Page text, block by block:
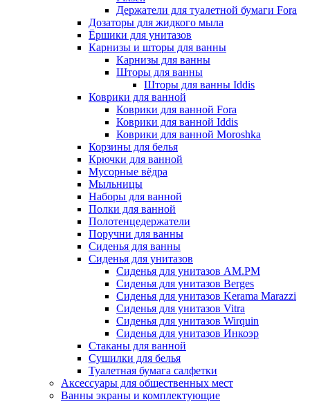
Держатели для туалетной бумаги Fora
Дозаторы для жидкого мыла
Ёршики для унитазов
Карнизы и шторы для ванны
Карнизы для ванны
Шторы для ванны
Шторы для ванны Iddis
Коврики для ванной
Коврики для ванной Fora
Коврики для ванной Iddis
Коврики для ванной Moroshka
Корзины для белья
Крючки для ванной
Мусорные вёдра
Мыльницы
Наборы для ванной
Полки для ванной
Полотенцедержатели
Поручни для ванны
Сиденья для ванны
Сиденья для унитазов
Сиденья для унитазов AM.PM
Сиденья для унитазов Berges
Сиденья для унитазов Kerama Marazzi
Сиденья для унитазов Vitra
Сиденья для унитазов Wirquin
Сиденья для унитазов Инкоэр
Стаканы для ванной
Сушилки для белья
Туалетная бумага салфетки
Аксессуары для общественных мест
Ванны экраны и комплектующие